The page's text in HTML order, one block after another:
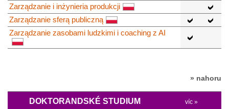
Zarządzanie i inżynieria produkcji
Zarządzanie sferą publiczną
Zarządzanie zasobami ludzkimi i coaching z AI
» nahoru
DOKTORANDSKÉ STUDIUM víc »